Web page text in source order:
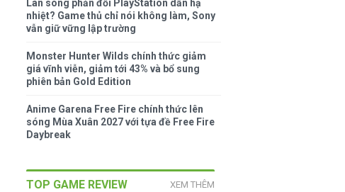
Làn sóng phản đối PlayStation dần hạ
nhiệt? Game thủ chỉ nói không làm, Sony
vẫn giữ vững lập trường
Monster Hunter Wilds chính thức giảm
giá vĩnh viễn, giảm tới 43% và bổ sung
phiên bản Gold Edition
Anime Garena Free Fire chính thức lên
sóng Mùa Xuân 2027 với tựa đề Free Fire
Daybreak
TOP GAME REVIEW XEM THÊM